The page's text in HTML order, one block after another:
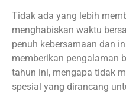
Tidak ada yang lebih
menghabiskan waktu
penuh kebersamaan dan
memberikan pengalaman
tahun ini, mengapa tidak
spesial yang dirancang